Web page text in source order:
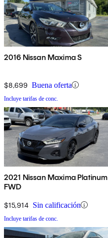
2016 Nissan Maxima S
$8,699 Buena oferta
Incluye tarifas de conc.
2021 Nissan Maxima Platinum
FWD
$15,914 Sin calificación
Incluye tarifas de conc.